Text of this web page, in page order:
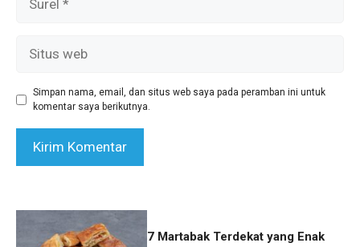
Simpan nama, email, dan situs web saya pada peramban ini untuk
komentar saya berikutnya.
7 Martabak Terdekat yang Enak